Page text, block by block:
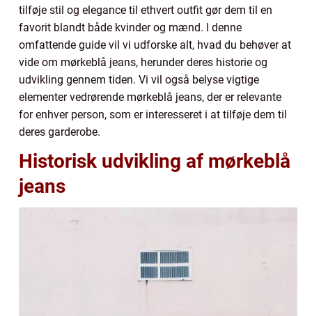
tilføje stil og elegance til ethvert outfit gør dem til en
favorit blandt både kvinder og mænd. I denne
omfattende guide vil vi udforske alt, hvad du behøver at
vide om mørkeblå jeans, herunder deres historie og
udvikling gennem tiden. Vi vil også belyse vigtige
elementer vedrørende mørkeblå jeans, der er relevante
for enhver person, som er interesseret i at tilføje dem til
deres garderobe.
Historisk udvikling af mørkeblå
jeans